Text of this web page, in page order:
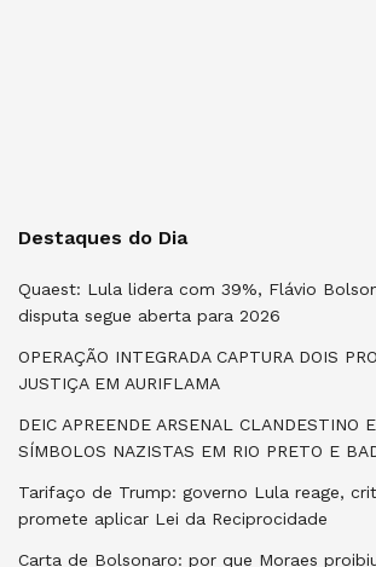
Destaques do Dia
Quaest: Lula lidera com 39%, Flávio
disputa segue aberta para 2026
OPERAÇÃO INTEGRADA CAPTURA DOIS
JUSTIÇA EM AURIFLAMA
DEIC APREENDE ARSENAL CLANDESTINO
SÍMBOLOS NAZISTAS EM RIO PRETO E
Tarifaço de Trump: governo Lula reage,
promete aplicar Lei da Reciprocidade
Carta de Bolsonaro: por que Moraes